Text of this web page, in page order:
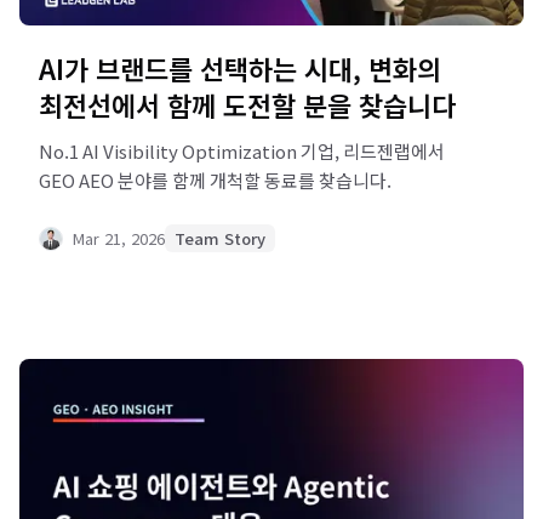
AI가 브랜드를 선택하는 시대, 변화의
최전선에서 함께 도전할 분을 찾습니다
No.1 AI Visibility Optimization 기업, 리드젠랩에서
GEO AEO 분야를 함께 개척할 동료를 찾습니다.
Mar 21, 2026 Team Story